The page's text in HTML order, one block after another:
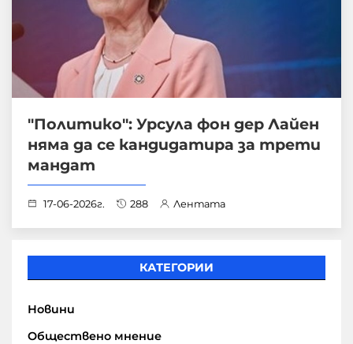
"Политико": Урсула фон дер Лайен
няма да се кандидатира за трети
мандат
17-06-2026г. 288 Лентата
КАТЕГОРИИ
Новини
Обществено мнение